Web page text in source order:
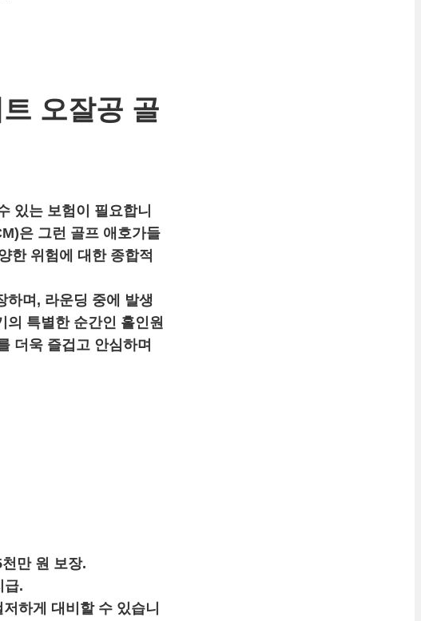
오잘공 골
있는 보험이 필요합니
은 그런 골프 애호가들
한 위험에 대한 종합적
하며, 라운딩 중에 발생
특별한 순간인 홀인원
더욱 즐겁고 안심하며
만 원 보장.
급.
하게 대비할 수 있습니